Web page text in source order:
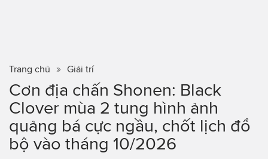
Trang chủ Giải trí
Cơn địa chấn Shonen: Black
Clover mùa 2 tung hình ảnh
quảng bá cực ngầu, chốt lịch đổ
bộ vào tháng 10/2026